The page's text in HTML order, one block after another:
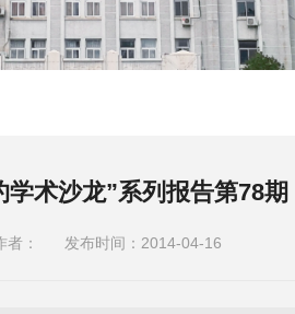
学术沙龙”系列报告第78期
者： 发布时间：2014-04-16